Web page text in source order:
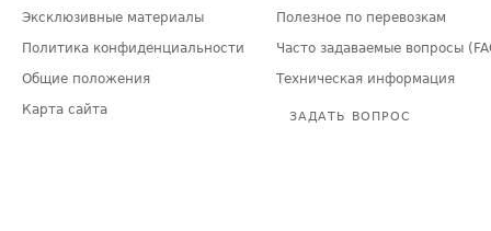
Эксклюзивные материалы
Политика конфиденциальности
Общие положения
Карта сайта
Полезное по перевозкам
Часто задаваемые вопросы
Техническая информация
ЗАДАТЬ ВОПРОС